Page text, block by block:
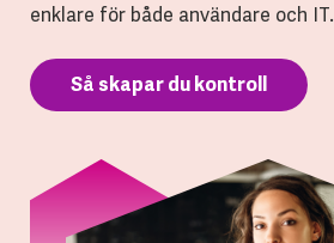
enklare för både användare och IT.
Så skapar du kontroll